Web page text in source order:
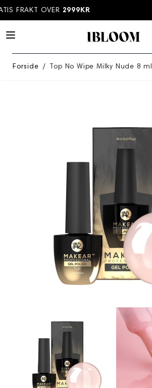
Hopp til innhold
FRAKT OVER2999KR
Forside / Top No Wipe Milky Nude 8 ml
View larger image